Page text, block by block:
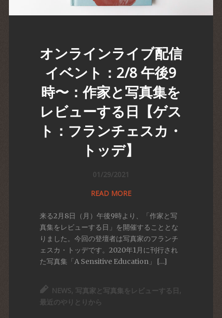
オンラインライブ配信
イベント：2/8 午後9
時〜：作家と写真集を
レビューする日【ゲス
ト：フランチェスカ・
トッデ】
01/29/2021
READ MORE
来る2月8日（月）午後9時より、「作家と写
真集をレビューする日」を開催することとな
りました。今回の登壇者は写真家のフランチ
ェスカ・トッデです。2020年1月に刊行され
た写真集「A Sensitive Education」 […]
NEWS, 写真家と写真集をレビューする日 ,
最近のやりとりから